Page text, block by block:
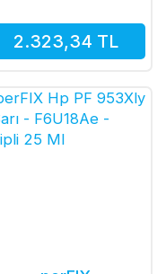
2.323,34 TL